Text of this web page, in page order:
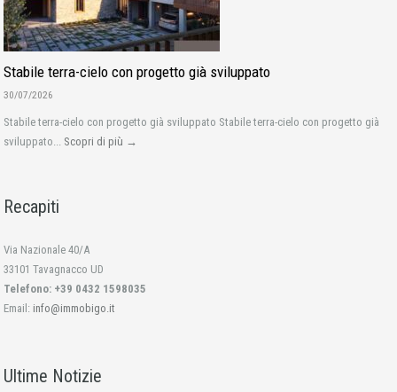
Stabile terra-cielo con progetto già sviluppato
30/07/2026
Stabile terra-cielo con progetto già sviluppato Stabile terra-cielo con progetto già
sviluppato... Scopri di più →
Recapiti
Via Nazionale 40/A
33101 Tavagnacco UD
Telefono: +39 0432 1598035
Email: info@immobigo.it
Ultime Notizie